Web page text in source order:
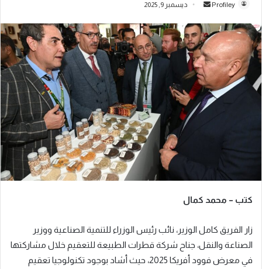
Profiley
س
ل
ب
ر
ي
د
و
ديسمبر 9, 2025
كتب – محمد كمال
زار الفريق كامل الوزير، نائب رئيس الوزراء للتنمية الصناعية ووزير
الصناعة والنقل، جناح شركة قطرات الطبيعة للتعقيم خلال مشاركتها
في معرض فوود أفريكا 2025، حيث أشاد بوجود تكنولوجيا تعقيم